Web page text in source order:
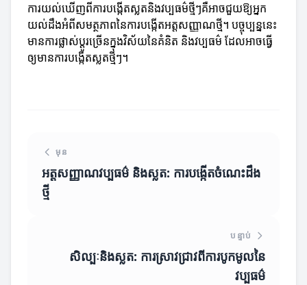
ការយល់ឃើញពីការបង្កើតស្លតនិងវប្បធម៌ថ្មីៗគឺអាចជួយឱ្យអ្នក
យល់ដឹងអំពីសមត្ថភាពនៃការបង្កើតអត្តសញ្ញាណថ្មី។ បច្ចុប្បន្ននេះ
មានការផ្លាស់ប្តូរច្រើនក្នុងវិស័យនៃគំនិត និងវប្បធម៌ ដែលអាចធ្វើ
ឲ្យមានការបង្កើតស្លតថ្មីៗ។
មុន
អត្តសញ្ញាណវប្បធម៌ និងស្លត: ការបង្កើតចំណេះដឹង
ថ្មី
បន្ទាប់
សិល្បៈនិងស្លត: ការស្រាវជ្រាវពីការបូកមូលនៃ
វប្បធម៌